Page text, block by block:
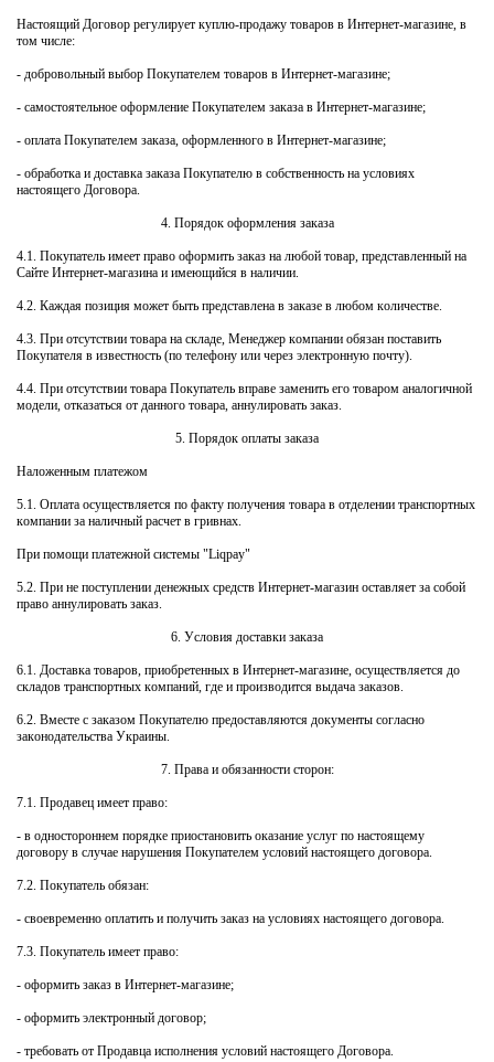
Настоящий Договор регулирует куплю-продажу товаров в Интернет-магазине, в
том числе:
- добровольный выбор Покупателем товаров в Интернет-магазине;
- самостоятельное оформление Покупателем заказа в Интернет-магазине;
- оплата Покупателем заказа, оформленного в Интернет-магазине;
- обработка и доставка заказа Покупателю в собственность на условиях
настоящего Договора.
4. Порядок оформления заказа
4.1. Покупатель имеет право оформить заказ на любой товар, представленный на
Сайте Интернет-магазина и имеющийся в наличии.
4.2. Каждая позиция может быть представлена в заказе в любом количестве.
4.3. При отсутствии товара на складе, Менеджер компании обязан поставить
Покупателя в известность (по телефону или через электронную почту).
4.4. При отсутствии товара Покупатель вправе заменить его товаром аналогичной
модели, отказаться от данного товара, аннулировать заказ.
5. Порядок оплаты заказа
Наложенным платежом
5.1. Оплата осуществляется по факту получения товара в отделении транспортных
компании за наличный расчет в гривнах.
При помощи платежной системы "Liqpay"
5.2. При не поступлении денежных средств Интернет-магазин оставляет за собой
право аннулировать заказ.
6. Условия доставки заказа
6.1. Доставка товаров, приобретенных в Интернет-магазине, осуществляется до
складов транспортных компаний, где и производится выдача заказов.
6.2. Вместе с заказом Покупателю предоставляются документы согласно
законодательства Украины.
7. Права и обязанности сторон:
7.1. Продавец имеет право:
- в одностороннем порядке приостановить оказание услуг по настоящему
договору в случае нарушения Покупателем условий настоящего договора.
7.2. Покупатель обязан:
- своевременно оплатить и получить заказ на условиях настоящего договора.
7.3. Покупатель имеет право:
- оформить заказ в Интернет-магазине;
- оформить электронный договор;
- требовать от Продавца исполнения условий настоящего Договора.